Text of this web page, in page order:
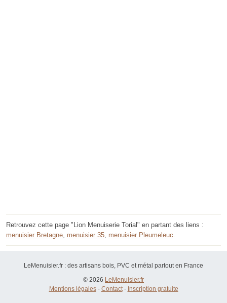
Retrouvez cette page "Lion Menuiserie Torial" en partant des liens :
menuisier Bretagne, menuisier 35, menuisier Pleumeleuc.
LeMenuisier.fr : des artisans bois, PVC et métal partout en France
© 2026 LeMenuisier.fr
Mentions légales- Contact- Inscription gratuite